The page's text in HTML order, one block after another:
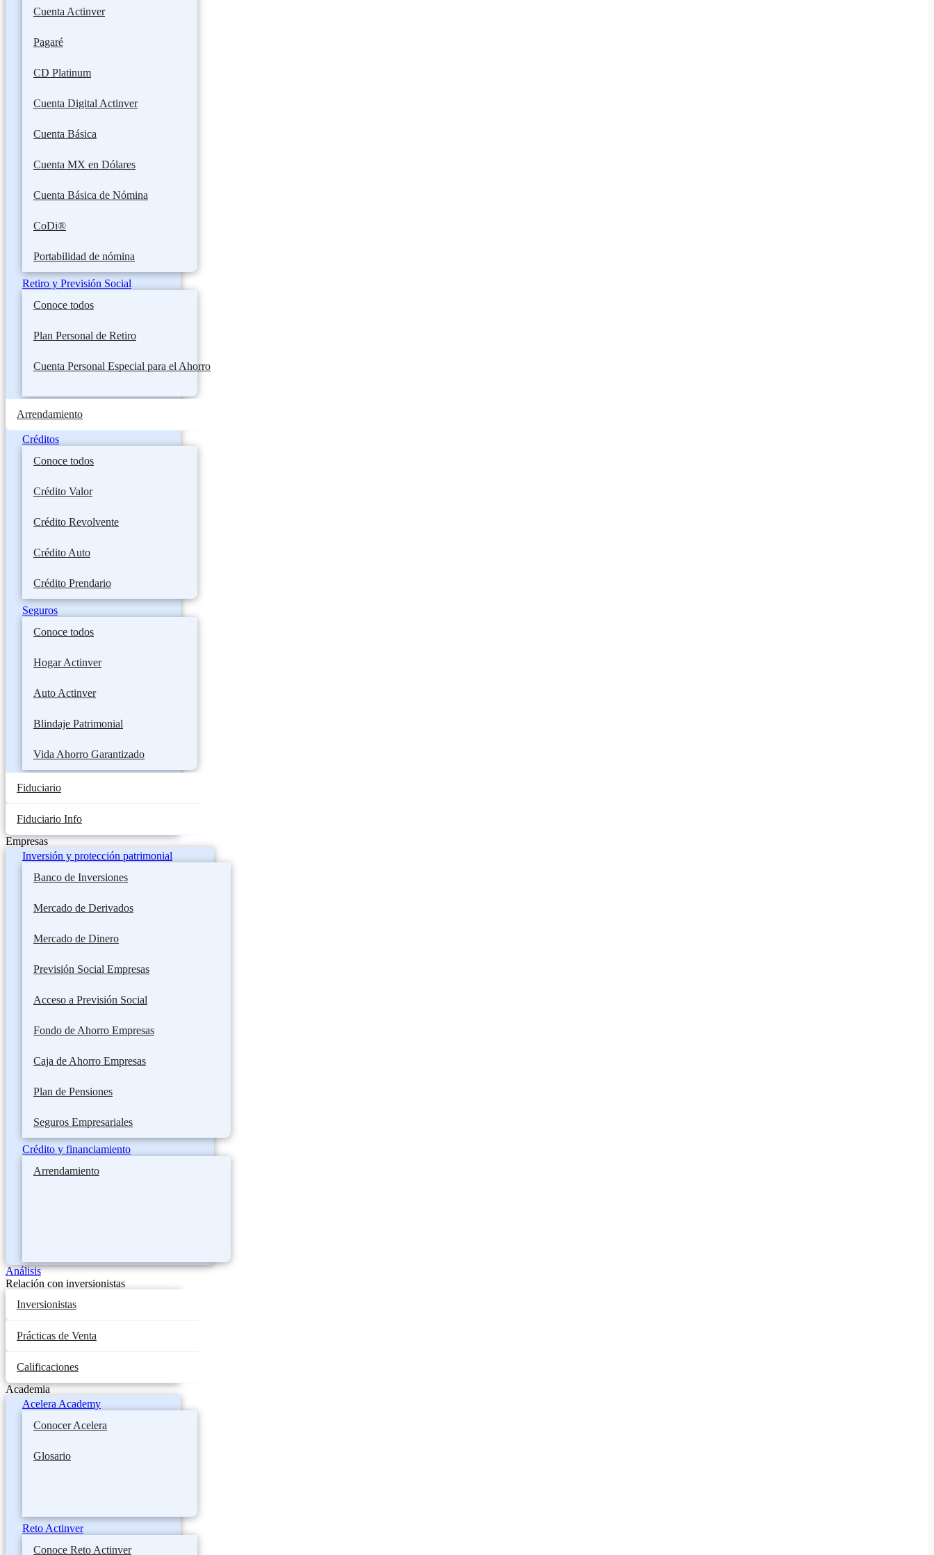
Cuenta Actinver
Pagaré
CD Platinum
Cuenta Digital Actinver
Cuenta Básica
Cuenta MX en Dólares
Cuenta Básica de Nómina
CoDi®
Portabilidad de nómina
Retiro y Previsión Social
Conoce todos
Plan Personal de Retiro
Cuenta Personal Especial para el Ahorro
Arrendamiento
Créditos
Conoce todos
Crédito Valor
Crédito Revolvente
Crédito Auto
Crédito Prendario
Seguros
Conoce todos
Hogar Actinver
Auto Actinver
Blindaje Patrimonial
Vida Ahorro Garantizado
Fiduciario
Fiduciario Info
Empresas
Inversión y protección patrimonial
Banco de Inversiones
Mercado de Derivados
Mercado de Dinero
Previsión Social Empresas
Acceso a Previsión Social
Fondo de Ahorro Empresas
Caja de Ahorro Empresas
Plan de Pensiones
Seguros Empresariales
Crédito y financiamiento
Arrendamiento
Análisis
Relación con inversionistas
Inversionistas
Prácticas de Venta
Calificaciones
Academia
Acelera Academy
Conocer Acelera
Glosario
Reto Actinver
Conoce Reto Actinver